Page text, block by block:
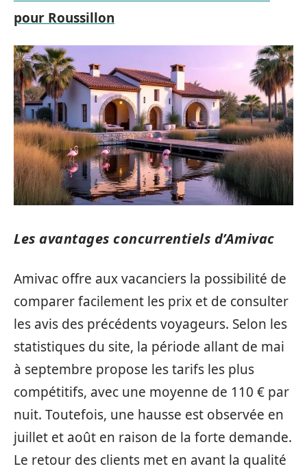
pour Roussillon
Les avantages concurrentiels d’Amivac
Amivac offre aux vacanciers la possibilité de
comparer facilement les prix et de consulter
les avis des précédents voyageurs. Selon les
statistiques du site, la période allant de mai
à septembre propose les tarifs les plus
compétitifs, avec une moyenne de 110 € par
nuit. Toutefois, une hausse est observée en
juillet et août en raison de la forte demande.
Le retour des clients met en avant la qualité